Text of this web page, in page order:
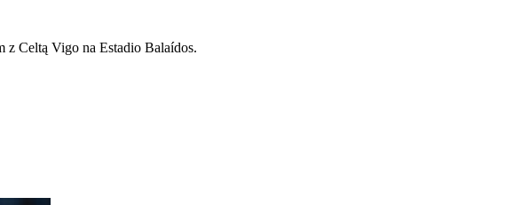
z Celtą Vigo na Estadio Balaídos.